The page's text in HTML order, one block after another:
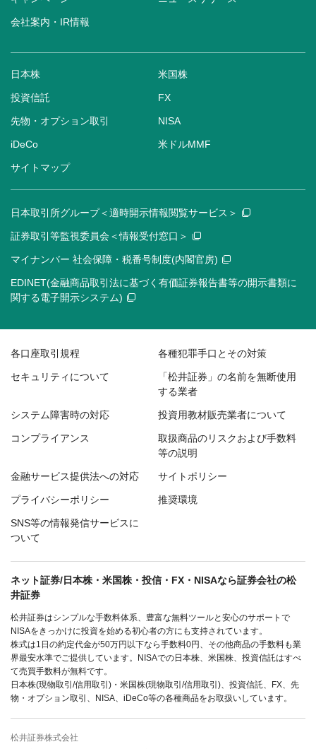
会社案内・IR情報
日本株 米国株
投資信託 FX
先物・オプション取引 NISA
iDeCo 米ドルMMF
サイトマップ
日本取引所グループ＜適時開示情報閲覧サービス＞
証券取引等監視委員会＜情報受付窓口＞
マイナンバー 社会保障・税番号制度(内閣官房)
EDINET(金融商品取引法に基づく有価証券報告書等の開示書類に
関する電子開示システム)
各口座取引規程 各種犯罪手口とその対策
セキュリティについて
「松井証券」の名前を無断使用
する業者
システム障害時の対応 投資用教材販売業者について
コンプライアンス
取扱商品のリスクおよび手数料
等の説明
金融サービス提供法への対応 サイトポリシー
プライバシーポリシー 推奨環境
SNS等の情報発信サービスに
ついて
ネット証券/日本株・米国株・投信・FX・NISAなら証券会社の松
井証券
松井証券はシンプルな手数料体系、豊富な無料ツールと安心のサポートで
NISAをきっかけに投資を始める初心者の方にも支持されています。
株式は1日の約定代金が50万円以下なら手数料0円、その他商品の手数料も業
界最安水準でご提供しています。NISAでの日本株、米国株、投資信託はすべ
て売買手数料が無料です。
日本株(現物取引/信用取引)・米国株(現物取引/信用取引)、投資信託、FX、先
物・オプション取引、NISA、iDeCo等の各種商品をお取扱いしています。
松井証券株式会社